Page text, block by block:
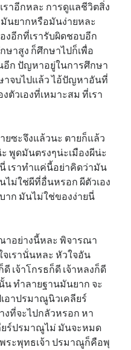
ราอีกหละ การดูแลชีวิตสิ่ง
นยากหรือมันง่ายหละ
งอีกที่เรารับผิดชอบอีก
าสูง ก็ศึกษาไปก็เพื่อ
ก ปัญหาอยู่ในการศึกษา
จบไปแล้ว ไอ้ปัญหาอันที่
ตัวเองที่เหมาะสม ที่เรา
ยซะจึงแล้วนะ ตายก็แล้ว
พูดมันตรงๆน่ะเมืองผีน่ะ
เราทำแค่นี้อย่าคิดว่ามัน
ไม่ใช่ผีที่อื่นหรอก ผีตัวเอง
าก มันไม่ใช่ของง่ายนี่
าอย่างนี้หละ พิจารณา
เรานั่นหละ หัวใจอัน
เจ้าโกรธก็ดี เจ้าหลงก็ดี
น ทำลายฐานมันยาก จะ
อาปรมาณูนิวเคลียร์
ที่จะไปกลัวหรอก หา
ยร์ปรมาณูไม่ มันจะหมด
ระพุทธเจ้า ปรมาณูก็คือพุ